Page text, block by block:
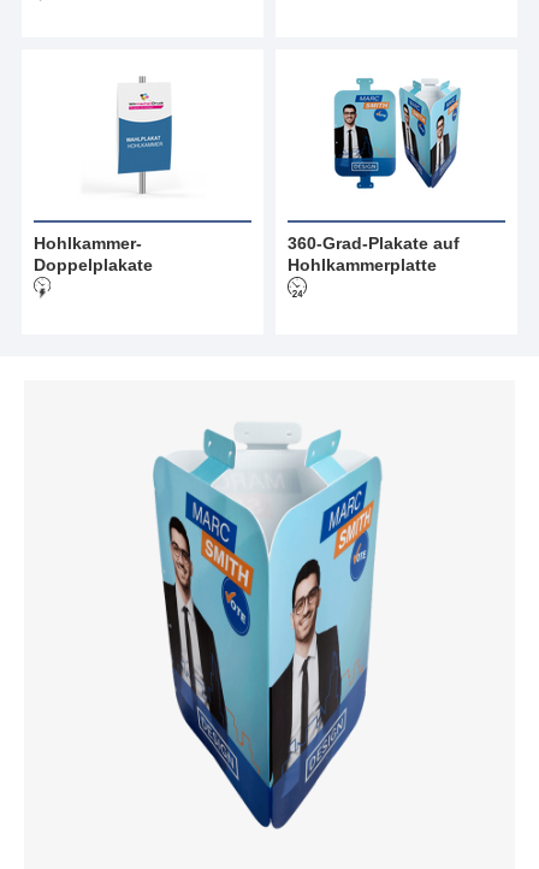
Hohlkammer-
Doppelplakate
360-Grad-Plakate auf
Hohlkammerplatte